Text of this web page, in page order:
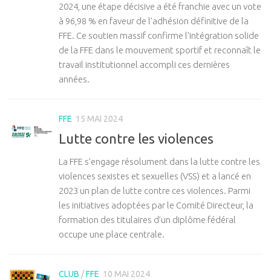
2024, une étape décisive a été franchie avec un vote
à 96,98 % en faveur de l’adhésion définitive de la
FFE. Ce soutien massif confirme l’intégration solide
de la FFE dans le mouvement sportif et reconnaît le
travail institutionnel accompli ces dernières
années.
FFE 15 MAI 2024
Lutte contre les violences
La FFE s’engage résolument dans la lutte contre les
violences sexistes et sexuelles (VSS) et a lancé en
2023 un plan de lutte contre ces violences. Parmi
les initiatives adoptées par le Comité Directeur, la
formation des titulaires d’un diplôme fédéral
occupe une place centrale.
CLUB /FFE 10 MAI 2024